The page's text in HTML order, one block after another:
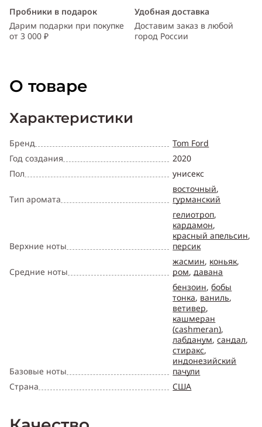
Пробники в подарок
Дарим подарки при покупке
от 3 000 ₽
Удобная доставка
Доставим заказ в любой
город России
О товаре
Характеристики
Бренд
Год создания
Пол
Тип аромата
Верхние ноты
Средние ноты
Базовые ноты
Страна
Tom Ford
2020
унисекс
восточный,
гурманский
гелиотроп,
кардамон,
красный апельсин,
персик
жасмин, коньяк,
ром,давана
бензоин,бобы
тонка, ваниль,
ветивер,
кашмеран
(cashmeran),
лабданум,сандал,
стиракс,
индонезийский
пачули
США